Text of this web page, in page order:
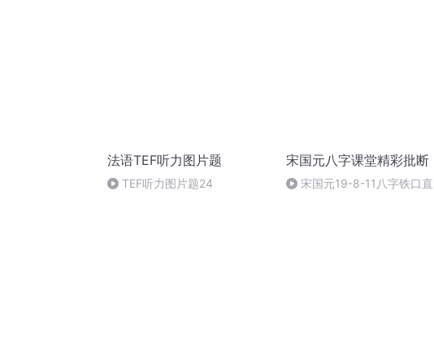
法语TEF听力图片题
TEF听力图片题24
宋国元八字课堂精彩批断
宋国元19-8-11八字铁口直